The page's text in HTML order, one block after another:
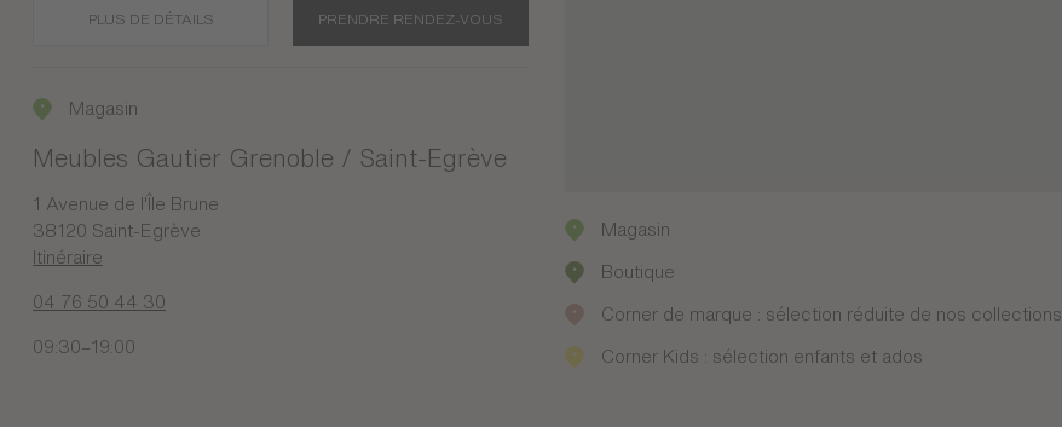
PLUS DE DÉTAILS PRENDRE RENDEZ-VOUS
Magasin
Meubles Gautier Grenoble / Saint-Egrève
1 Avenue de l'Île Brune
38120 Saint-Egrève
Itinéraire
04 76 50 44 30
09:30–19:00
Magasin
Boutique
Corner de marque : sélection réduite de nos collections
Corner Kids : sélection enfants et ados